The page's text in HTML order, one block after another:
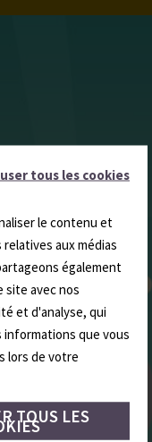
tous les cookies
le contenu et
aux médias
également
avec nos
et d'analyse, qui
que vous
lors de votre
TOUS LES